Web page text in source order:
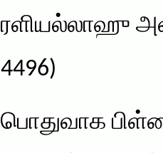
ரளியல்லாஹு
4496)
பொதுவாக